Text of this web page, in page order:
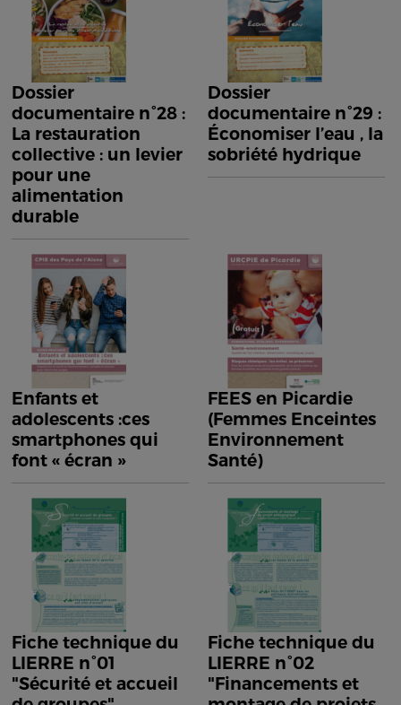
Dossier
documentaire n°28 :
La restauration
collective : un levier
pour une
alimentation
durable
Dossier
documentaire n°29 :
Économiser l’eau , la
sobriété hydrique
Enfants et
adolescents :ces
smartphones qui
font « écran »
FEES en Picardie
(Femmes Enceintes
Environnement
Santé)
Fiche technique du
LIERRE n°01
"Sécurité et accueil
Fiche technique du
LIERRE n°02
"Financements et